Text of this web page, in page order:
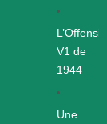
L’Offensive
V1 de
1944
Une